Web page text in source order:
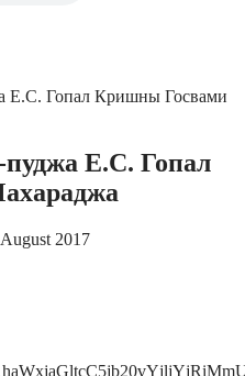
Е.С. Гопал Кришны Госвами
пуджа Е.С. Гопал
2017